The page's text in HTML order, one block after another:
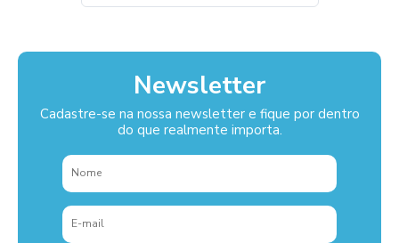
Newsletter
Cadastre-se na nossa newsletter e fique por dentro
do que realmente importa.